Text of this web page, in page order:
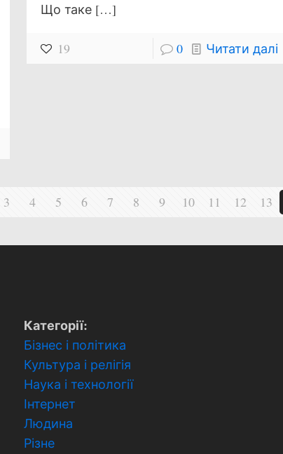
Що таке[…]
19 0 Читати далі
3 4 5 6 7 8 9 10 11 12 13
Категорії:
Бізнес і політика
Культура і релігія
Наука і технології
Інтернет
Людина
Різне